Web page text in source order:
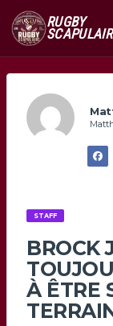
RUGBY
STAFF
BROCK
À ÊTRE